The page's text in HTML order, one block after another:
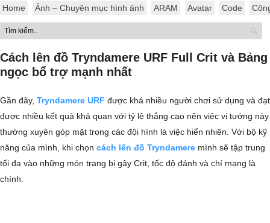
Home Ảnh – Chuyên mục hình ảnh ARAM Avatar Code
Cách lên đồ Tryndamere URF Full Crit và Bảng
ngọc bổ trợ mạnh nhất
Gần đây, Tryndamere URF được khá nhiều người chơi sử dụng và đạt
được nhiều kết quả khả quan với tỷ lệ thắng cao nên việc vị tướng này
thường xuyên góp mặt trong các đội hình là việc hiển nhiên. Với bộ kỹ
năng của mình, khi chọn cách lên đồ Tryndamere mình sẽ tập trung
tối đa vào những món trang bị gây Crit, tốc độ đánh và chí mạng là
chính.